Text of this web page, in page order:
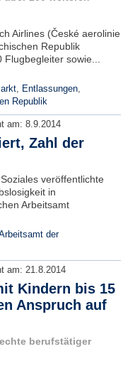
Airlines (České aerolinie
Republik
sowie...
, Entlassungen,
Republik
am: 8.9.2014
Zahl der
veröffentlichte
in
Arbeitsamt
der
am: 21.8.2014
Kindern bis 15
Anspruch auf
berufstätiger